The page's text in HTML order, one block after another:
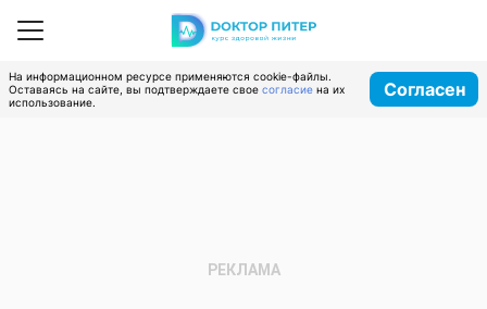
На информационном ресурсе применяются cookie-файлы.
Оставаясь на сайте, вы подтверждаете свое согласие на их
использование.
Согласен